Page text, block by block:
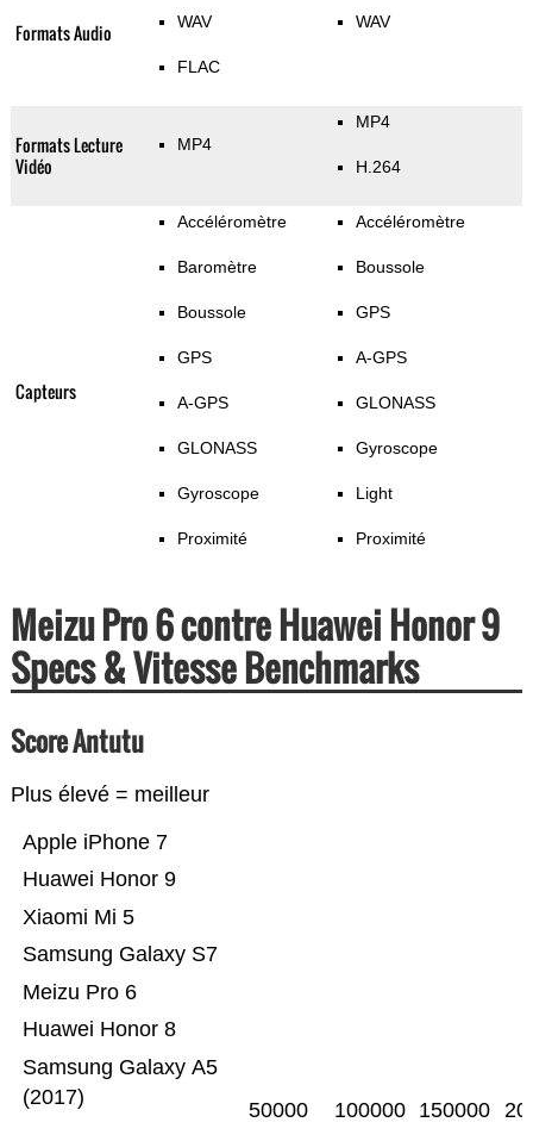
Formats Audio WAV
FLAC
WAV
Formats Lecture
Vidéo
MP4
MP4
H.264
Capteurs
Accéléromètre
Baromètre
Boussole
GPS
A-GPS
GLONASS
Gyroscope
Proximité
Accéléromètre
Boussole
GPS
A-GPS
GLONASS
Gyroscope
Light
Proximité
Meizu Pro 6 contre Huawei Honor 9
Specs & Vitesse Benchmarks
Score Antutu
Plus élevé = meilleur
Samsung Galaxy A5
(2017)
Huawei Honor 8
Meizu Pro 6
Samsung Galaxy S7
Xiaomi Mi 5
Huawei Honor 9
Apple iPhone 7
50000 100000 150000